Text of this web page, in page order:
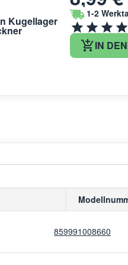
Kugellager
1-2
IN
859991008660